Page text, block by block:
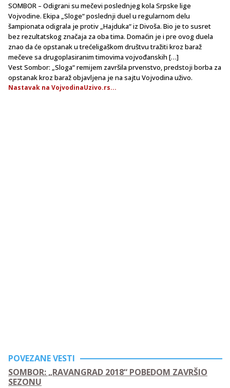
SOMBOR – Odigrani su mečevi poslednjeg kola Srpske lige
Vojvodine. Ekipa „Sloge“ poslednji duel u regularnom delu
šampionata odigrala je protiv „Hajduka“ iz Divoša. Bio je to susret
bez rezultatskog značaja za oba tima. Domaćin je i pre ovog duela
znao da će opstanak u trećeligaškom društvu tražiti kroz baraž
mečeve sa drugoplasiranim timovima vojvođanskih […]
Vest Sombor: „Sloga“ remijem završila prvenstvo, predstoji borba za
opstanak kroz baraž objavljena je na sajtu Vojvodina uživo.
Nastavak na VojvodinaUzivo.rs...
POVEZANE VESTI
SOMBOR: „RAVANGRAD 2018“ POBEDOM ZAVRŠIO
SEZONU